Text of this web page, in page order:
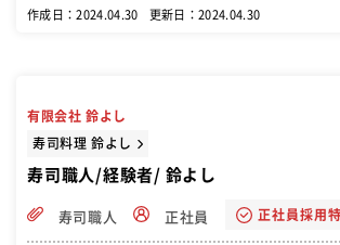
作成日：2024.04.30 更新日：2024.04.30
有限会社 鈴よし
寿司料理 鈴よし
寿司職人/経験者/ 鈴よし
寿司職人 正社員 正社員採用